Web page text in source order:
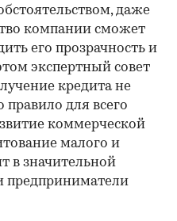
даже
компании сможет
его прозрачность и
экспертный совет
кредита не
правило для всего
коммерческой
малого и
в значительной
предприниматели